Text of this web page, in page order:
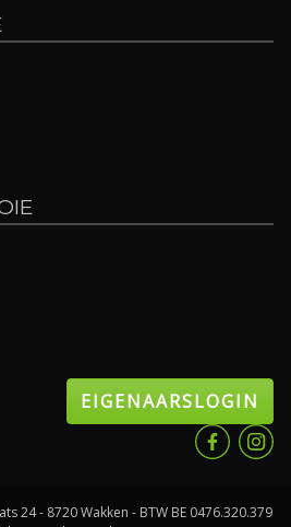
EIGENAARSLOGIN
24 - 8720 Wakken - BTW BE 0476.320.379